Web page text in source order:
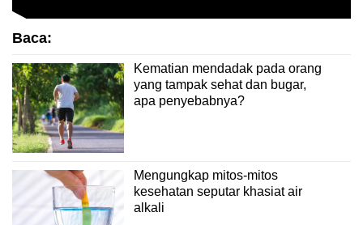
Baca:
Kematian mendadak pada orang
yang tampak sehat dan bugar,
apa penyebabnya?
Mengungkap mitos-mitos
kesehatan seputar khasiat air
alkali